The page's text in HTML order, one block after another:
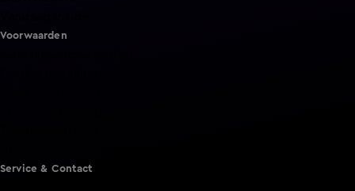
Voorwaarden
Service & Contact